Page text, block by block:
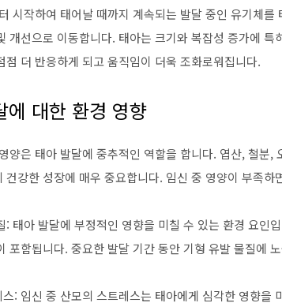
시작하여 태어날 때까지 계속되는 발달 중인 유기체
개선으로 이동합니다. 태아는 크기와 복잡성 증가에
점 더 반응하게 되고 움직임이 더욱 조화로워집니다.
에 대한 환경 영향
양은 태아 발달에 중추적인 역할을 합니다. 엽산, 철분
건강한 성장에 매우 중요합니다. 임신 중 영양이 부족
: 태아 발달에 부정적인 영향을 미칠 수 있는 환경 요인
포함됩니다. 중요한 발달 기간 동안 기형 유발 물질에
: 임신 중 산모의 스트레스는 태아에게 심각한 영향을